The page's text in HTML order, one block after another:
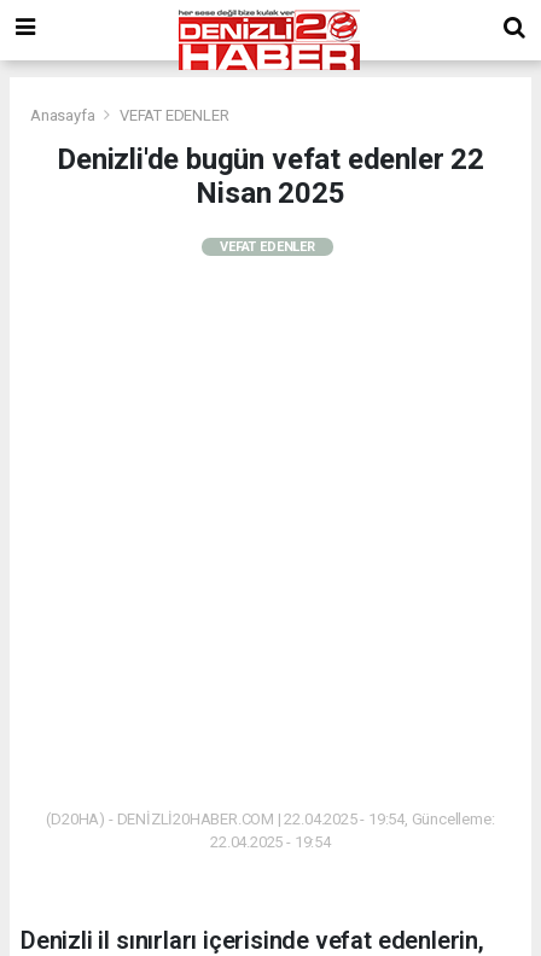
Anasayfa VEFAT EDENLER
Denizli'de bugün vefat edenler 22
Nisan 2025
VEFAT EDENLER
(D20HA) - DENİZLİ20HABER.COM | 22.04.2025 - 19:54, Güncelleme:
22.04.2025 - 19:54
Denizli il sınırları içerisinde vefat edenlerin,